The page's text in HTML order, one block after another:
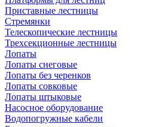
Приставные лестницы
Стремянки
Телескопические лестницы
Трехсекционные лестницы
Лопаты
Лопаты снеговые
Лопаты без черенков
Лопаты совковые
Лопаты штыковые
Насосное оборудование
Водопогружные кабели